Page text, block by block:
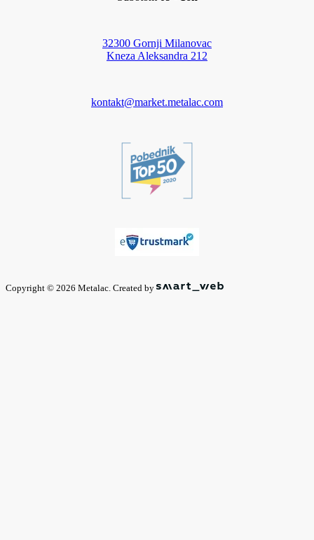
32300 Gornji Milanovac
Kneza Aleksandra 212
kontakt@market.metalac.com
Copyright © 2026 Metalac. Created by